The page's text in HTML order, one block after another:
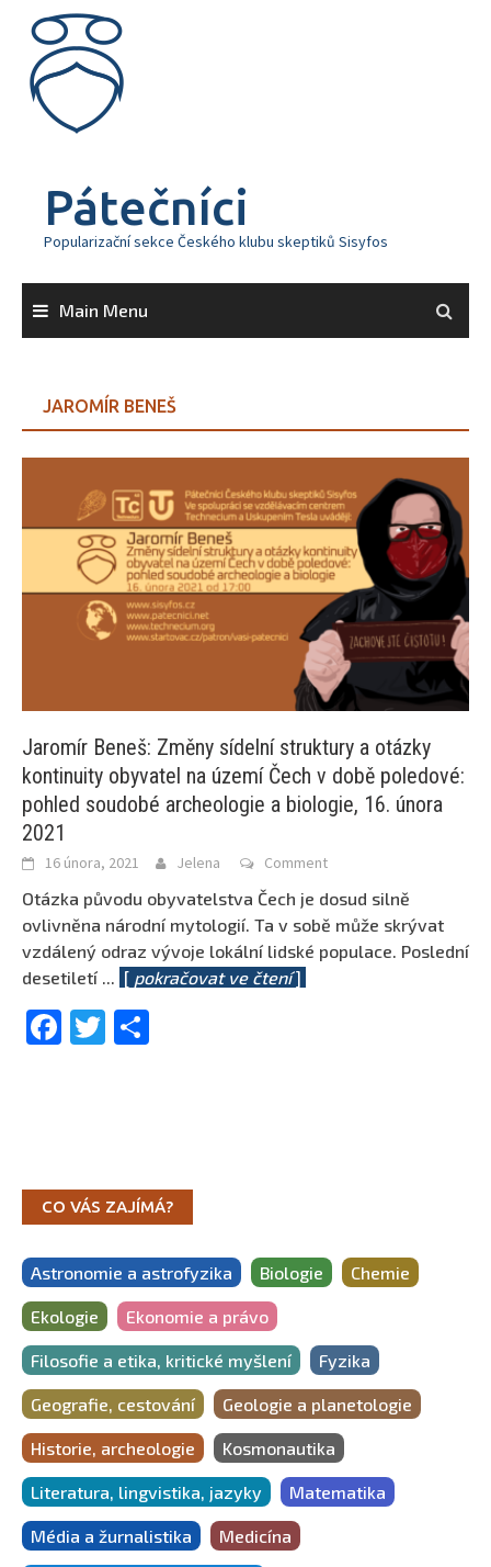
content
Pátečníci
Popularizační sekce Českého klubu skeptiků Sisyfos
Main Menu
JAROMÍR BENEŠ
Jaromír Beneš: Změny sídelní struktury a otázky
kontinuity obyvatel na území Čech v době poledové:
pohled soudobé archeologie a biologie, 16. února
2021
16 února, 2021 Jelena Comment
Otázka původu obyvatelstva Čech je dosud silně
ovlivněna národní mytologií. Ta v sobě může skrývat
vzdálený odraz vývoje lokální lidské populace. Poslední
desetiletí ... [ pokračovat ve čtení]
Facebook
Twitter
CO VÁS ZAJÍMÁ?
Astronomie a astrofyzika Biologie Chemie
Ekologie Ekonomie a právo
Filosofie a etika, kritické myšlení Fyzika
Geografie, cestování Geologie a planetologie
Historie, archeologie Kosmonautika
Literatura, lingvistika, jazyky Matematika
Média a žurnalistika Medicína